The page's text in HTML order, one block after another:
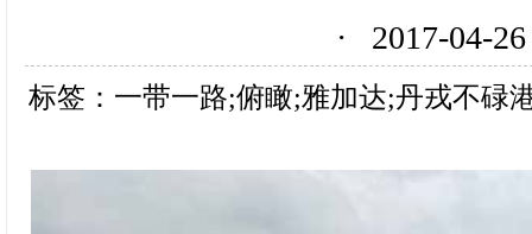
· 2017-
标签：一带一路;俯瞰;雅加达;丹戎不碌